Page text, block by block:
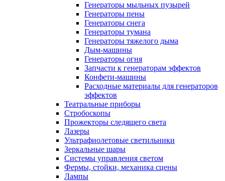
Генераторы мыльных пузырей
Генераторы пены
Генераторы снега
Генераторы тумана
Генераторы тяжелого дыма
Дым-машины
Генераторы огня
Запчасти к генераторам эффектов
Конфети-машины
Расходные материалы для генераторов
эффектов
Театральные приборы
Стробоскопы
Прожекторы следящего света
Лазеры
Ультрафиолетовые светильники
Зеркальные шары
Системы управления светом
Фермы, стойки, механика сцены
Лампы